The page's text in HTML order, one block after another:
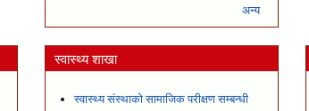
अन्य
स्वास्थ्य शाखा
स्वास्थ्य संस्थाको सामाजिक परीक्षण सम्बन्धी